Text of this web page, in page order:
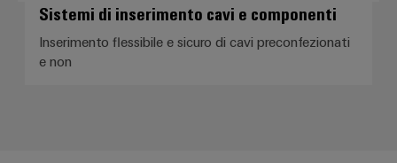
Sistemi di inserimento cavi e componenti
Inserimento flessibile e sicuro di cavi preconfezionati
e non